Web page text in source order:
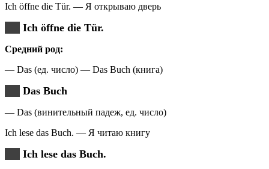
Ich öffne die Tür. — Я открываю дверь
Ich öffne die Tür.
Средний род:
— Das (ед. число) — Das Buch (книга)
Das Buch
— Das (винительный падеж, ед. число)
Ich lese das Buch. — Я читаю книгу
Ich lese das Buch.